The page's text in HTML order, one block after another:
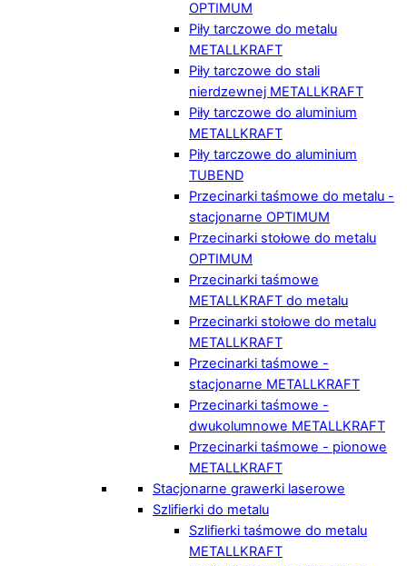
OPTIMUM
Piły tarczowe do metalu
METALLKRAFT
Piły tarczowe do stali
nierdzewnej METALLKRAFT
Piły tarczowe do aluminium
METALLKRAFT
Piły tarczowe do aluminium
TUBEND
Przecinarki taśmowe do metalu -
stacjonarne OPTIMUM
Przecinarki stołowe do metalu
OPTIMUM
Przecinarki taśmowe
METALLKRAFT do metalu
Przecinarki stołowe do metalu
METALLKRAFT
Przecinarki taśmowe -
stacjonarne METALLKRAFT
Przecinarki taśmowe -
dwukolumnowe METALLKRAFT
Przecinarki taśmowe - pionowe
METALLKRAFT
Stacjonarne grawerki laserowe
Szlifierki do metalu
Szlifierki taśmowe do metalu
METALLKRAFT